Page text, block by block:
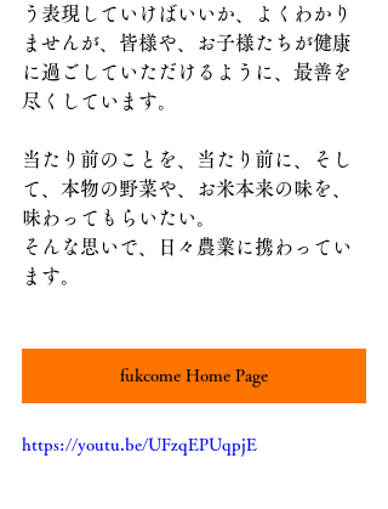
う表現していけばいいか、よくわかり
ませんが、皆様や、お子様たちが健康
に過ごしていただけるように、最善を
尽くしています。
当たり前のことを、当たり前に、そし
て、本物の野菜や、お米本来の味を、
味わってもらいたい。
そんな思いで、日々農業に携わってい
ます。
fukcome Home Page
https://youtu.be/UFzqEPUqpjE